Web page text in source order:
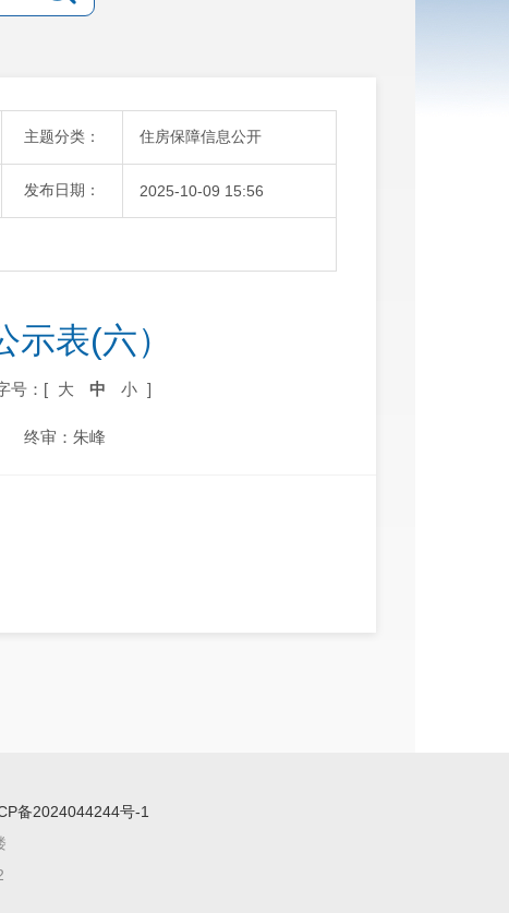
主题分类： 住房保障信息公开
发布日期： 2025-10-09 15:56
表(六）
号：[ 大 中 小 ]
终审：朱峰
备2024044244号-1